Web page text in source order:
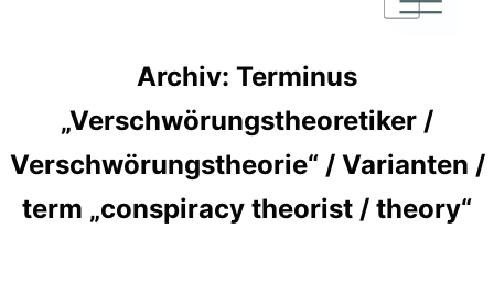
|
Archiv: Terminus
„Verschwörungstheoretiker /
Verschwörungstheorie“ / Varianten /
term „conspiracy theorist / theory“